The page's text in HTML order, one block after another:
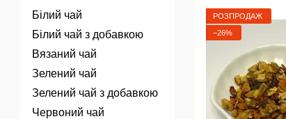
РОЗПРОДАЖ
−26%
Білий чай
Білий чай з добавкою
Вязаний чай
Зелений чай
Зелений чай з добавкою
Червоний чай